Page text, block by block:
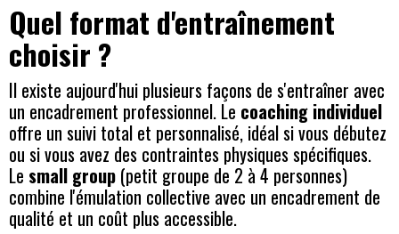
Quel format d'entraînement
choisir ?
Il existe aujourd'hui plusieurs façons de s'entraîner avec
un encadrement professionnel. Le coaching individuel
offre un suivi total et personnalisé, idéal si vous débutez
ou si vous avez des contraintes physiques spécifiques.
Le small group (petit groupe de 2 à 4 personnes)
combine l'émulation collective avec un encadrement de
qualité et un coût plus accessible.